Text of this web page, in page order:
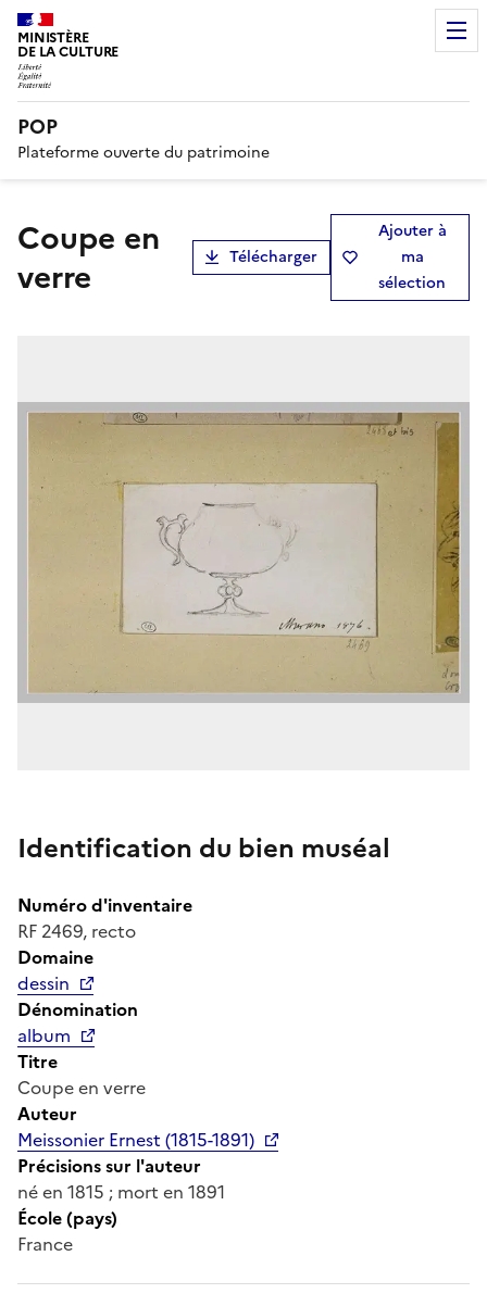
MINISTÈRE
DE LA CULTURE
POP
Plateforme ouverte du patrimoine
Coupe en
verre
Télécharger
Ajouter à
ma
sélection
Identification du bien muséal
Numéro d'inventaire
RF 2469, recto
Domaine
dessin
Dénomination
album
Titre
Coupe en verre
Auteur
Meissonier Ernest (1815-1891)
Précisions sur l'auteur
né en 1815 ; mort en 1891
École (pays)
France